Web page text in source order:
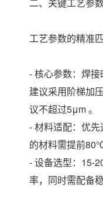
工艺参数的精准
- 核心参数：焊
建议采用阶梯加
议不超过5μm 。
- 材料适配：优
的材料需提前
- 设备选型：15-
率，同时需配备